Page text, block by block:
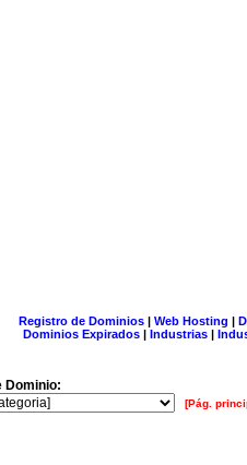
Registro de Dominios| Web Hosting |
Dominios Expirados | Industrias |
Dominio:
[Pág.